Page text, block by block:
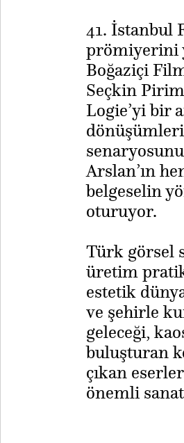
41. İstanbul
prömiyerini
Boğaziçi
Seçkin
Logie’yi bir
Arslan’ın
belgeselin
oturuyor.
​Türk görsel
üretim
estetik
ve şehirle
geleceği,
buluşturan
çıkan
önemli